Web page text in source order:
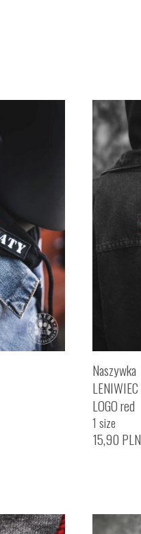
Naszywka
LENIWIEC
LOGO red
1 size
15,90 PLN